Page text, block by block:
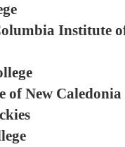
Institute
of New Caledonia